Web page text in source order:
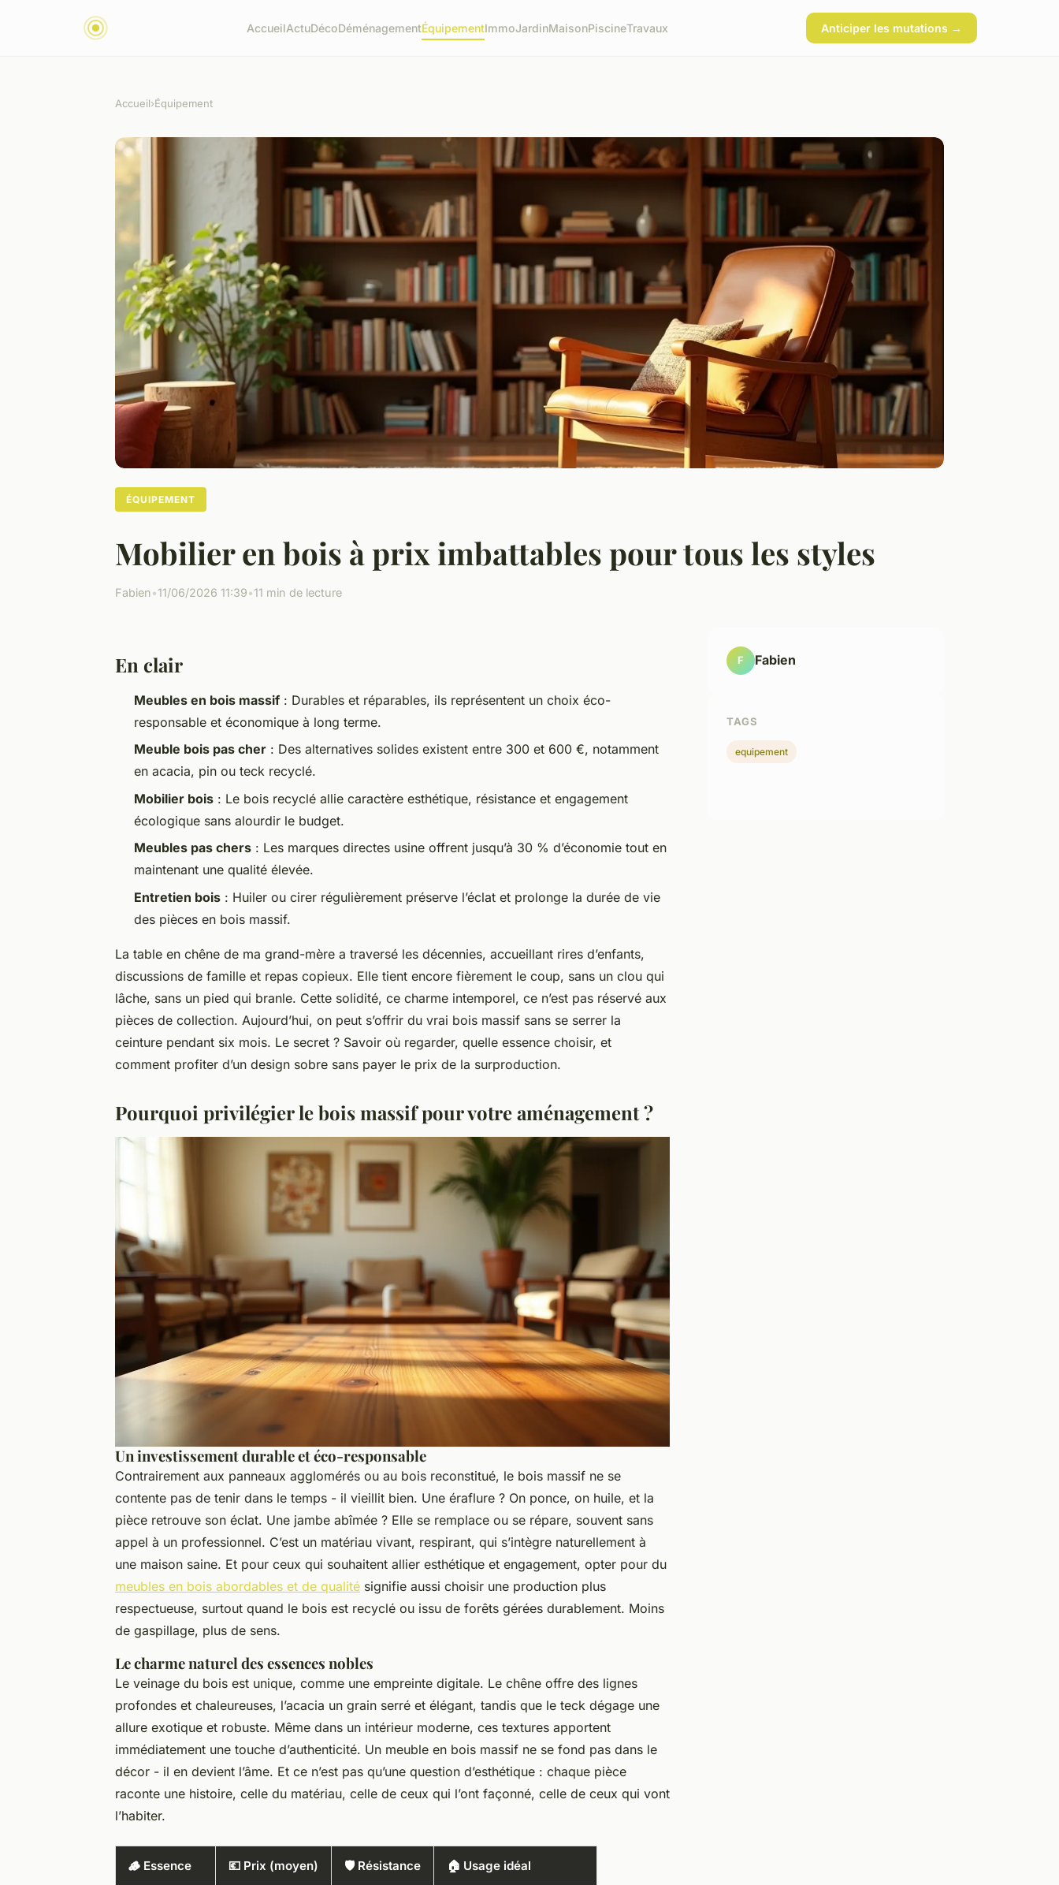
AccueilActuDécoDéménagementÉquipementImmoJardinMaisonPiscineTravaux Anticiper les mutations →
Accueil›Équipement
ÉQUIPEMENT
Mobilier en bois à prix imbattables pour tous les styles
Fabien•11/06/2026 11:39•11 min de lecture
En clair
Meubles en bois massif : Durables et réparables, ils représentent un choix éco-
responsable et économique à long terme.
Meuble bois pas cher : Des alternatives solides existent entre 300 et 600 €, notamment
en acacia, pin ou teck recyclé.
Mobilier bois : Le bois recyclé allie caractère esthétique, résistance et engagement
écologique sans alourdir le budget.
Meubles pas chers : Les marques directes usine offrent jusqu’à 30 % d’économie tout en
maintenant une qualité élevée.
Entretien bois : Huiler ou cirer régulièrement préserve l’éclat et prolonge la durée de vie
des pièces en bois massif.
La table en chêne de ma grand-mère a traversé les décennies, accueillant rires d’enfants,
discussions de famille et repas copieux. Elle tient encore fièrement le coup, sans un clou qui
lâche, sans un pied qui branle. Cette solidité, ce charme intemporel, ce n’est pas réservé aux
pièces de collection. Aujourd’hui, on peut s’offrir du vrai bois massif sans se serrer la
ceinture pendant six mois. Le secret ? Savoir où regarder, quelle essence choisir, et
comment profiter d’un design sobre sans payer le prix de la surproduction.
Pourquoi privilégier le bois massif pour votre aménagement ?
Un investissement durable et éco-responsable
Contrairement aux panneaux agglomérés ou au bois reconstitué, le bois massif ne se
contente pas de tenir dans le temps - il vieillit bien. Une éraflure ? On ponce, on huile, et la
pièce retrouve son éclat. Une jambe abîmée ? Elle se remplace ou se répare, souvent sans
appel à un professionnel. C’est un matériau vivant, respirant, qui s’intègre naturellement à
une maison saine. Et pour ceux qui souhaitent allier esthétique et engagement, opter pour du
meubles en bois abordables et de qualité signifie aussi choisir une production plus
respectueuse, surtout quand le bois est recyclé ou issu de forêts gérées durablement. Moins
de gaspillage, plus de sens.
Le charme naturel des essences nobles
Le veinage du bois est unique, comme une empreinte digitale. Le chêne offre des lignes
profondes et chaleureuses, l’acacia un grain serré et élégant, tandis que le teck dégage une
allure exotique et robuste. Même dans un intérieur moderne, ces textures apportent
immédiatement une touche d’authenticité. Un meuble en bois massif ne se fond pas dans le
décor - il en devient l’âme. Et ce n’est pas qu’une question d’esthétique : chaque pièce
raconte une histoire, celle du matériau, celle de ceux qui l’ont façonné, celle de ceux qui vont
l’habiter.
🪵 Essence 💶 Prix (moyen) 🛡️ Résistance 🏠 Usage idéal
F Fabien
TAGS
equipement